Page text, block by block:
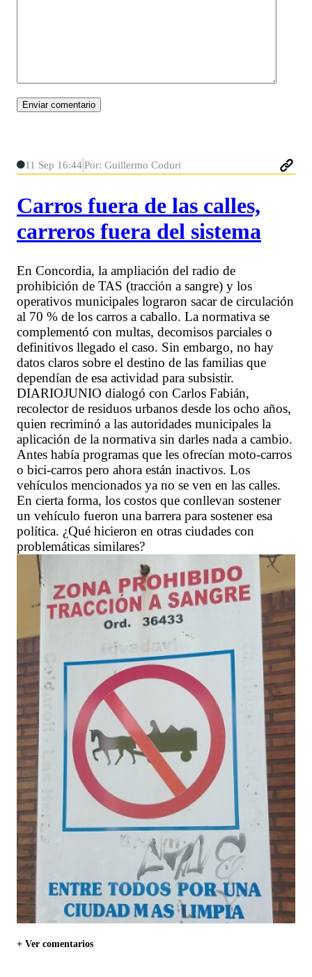
11 Sep 16:44Por: Guillermo Coduri
Carros fuera de las calles,
carreros fuera del sistema
En Concordia, la ampliación del radio de
prohibición de TAS (tracción a sangre) y los
operativos municipales lograron sacar de circulación
al 70 % de los carros a caballo. La normativa se
complementó con multas, decomisos parciales o
definitivos llegado el caso. Sin embargo, no hay
datos claros sobre el destino de las familias que
dependían de esa actividad para subsistir.
DIARIOJUNIO dialogó con Carlos Fabián,
recolector de residuos urbanos desde los ocho años,
quien recriminó a las autoridades municipales la
aplicación de la normativa sin darles nada a cambio.
Antes había programas que les ofrecían moto-carros
o bici-carros pero ahora están inactivos. Los
vehículos mencionados ya no se ven en las calles.
En cierta forma, los costos que conllevan sostener
un vehículo fueron una barrera para sostener esa
política. ¿Qué hicieron en otras ciudades con
problemáticas similares?
+ Ver comentarios